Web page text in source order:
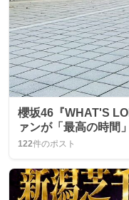
櫻坂46『WHAT'S
ァンが「最高の時間
クション
122件のポスト